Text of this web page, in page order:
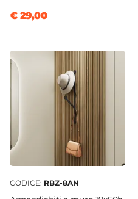
€ 29,00
CODICE: RBZ-8AN